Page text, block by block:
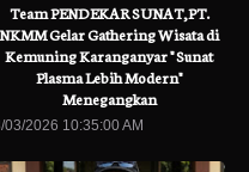
Team PENDEKAR SUNAT,PT.
NKMM Gelar Gathering Wisata di
Kemuning Karanganyar " Sunat
Plasma Lebih Modern"
Menegangkan
03/2026 10:35:00 AM